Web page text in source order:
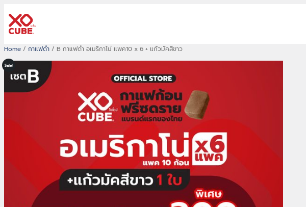
ข้าม
ไป
ยัง
เนื้อหา
Home / กาแฟดำ / B กาแฟดำ อเมริกาโน่ แพค10 x 6 + แก้วมัคสีขาว
Sale!